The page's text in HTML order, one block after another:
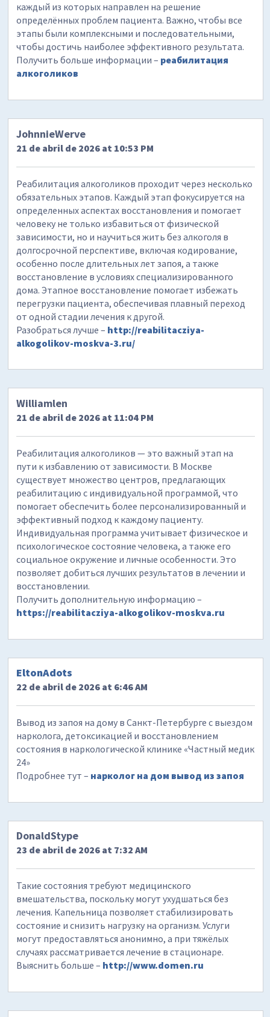
каждый из которых направлен на решение
определённых проблем пациента. Важно, чтобы все
этапы были комплексными и последовательными,
чтобы достичь наиболее эффективного результата.
Получить больше информации – реабилитация
алкоголиков
JohnnieWerve
21 de abril de 2026 at 10:53 PM
Реабилитация алкоголиков проходит через несколько
обязательных этапов. Каждый этап фокусируется на
определенных аспектах восстановления и помогает
человеку не только избавиться от физической
зависимости, но и научиться жить без алкоголя в
долгосрочной перспективе, включая кодирование,
особенно после длительных лет запоя, а также
восстановление в условиях специализированного
дома. Этапное восстановление помогает избежать
перегрузки пациента, обеспечивая плавный переход
от одной стадии лечения к другой.
Разобраться лучше – http://reabilitacziya-
alkogolikov-moskva-3.ru/
Williamlen
21 de abril de 2026 at 11:04 PM
Реабилитация алкоголиков — это важный этап на
пути к избавлению от зависимости. В Москве
существует множество центров, предлагающих
реабилитацию с индивидуальной программой, что
помогает обеспечить более персонализированный и
эффективный подход к каждому пациенту.
Индивидуальная программа учитывает физическое и
психологическое состояние человека, а также его
социальное окружение и личные особенности. Это
позволяет добиться лучших результатов в лечении и
восстановлении.
Получить дополнительную информацию –
https://reabilitacziya-alkogolikov-moskva.ru
EltonAdots
22 de abril de 2026 at 6:46 AM
Вывод из запоя на дому в Санкт-Петербурге с выездом
нарколога, детоксикацией и восстановлением
состояния в наркологической клинике «Частный медик
24»
Подробнее тут – нарколог на дом вывод из запоя
DonaldStype
23 de abril de 2026 at 7:32 AM
Такие состояния требуют медицинского
вмешательства, поскольку могут ухудшаться без
лечения. Капельница позволяет стабилизировать
состояние и снизить нагрузку на организм. Услуги
могут предоставляться анонимно, а при тяжёлых
случаях рассматривается лечение в стационаре.
Выяснить больше – http://www.domen.ru